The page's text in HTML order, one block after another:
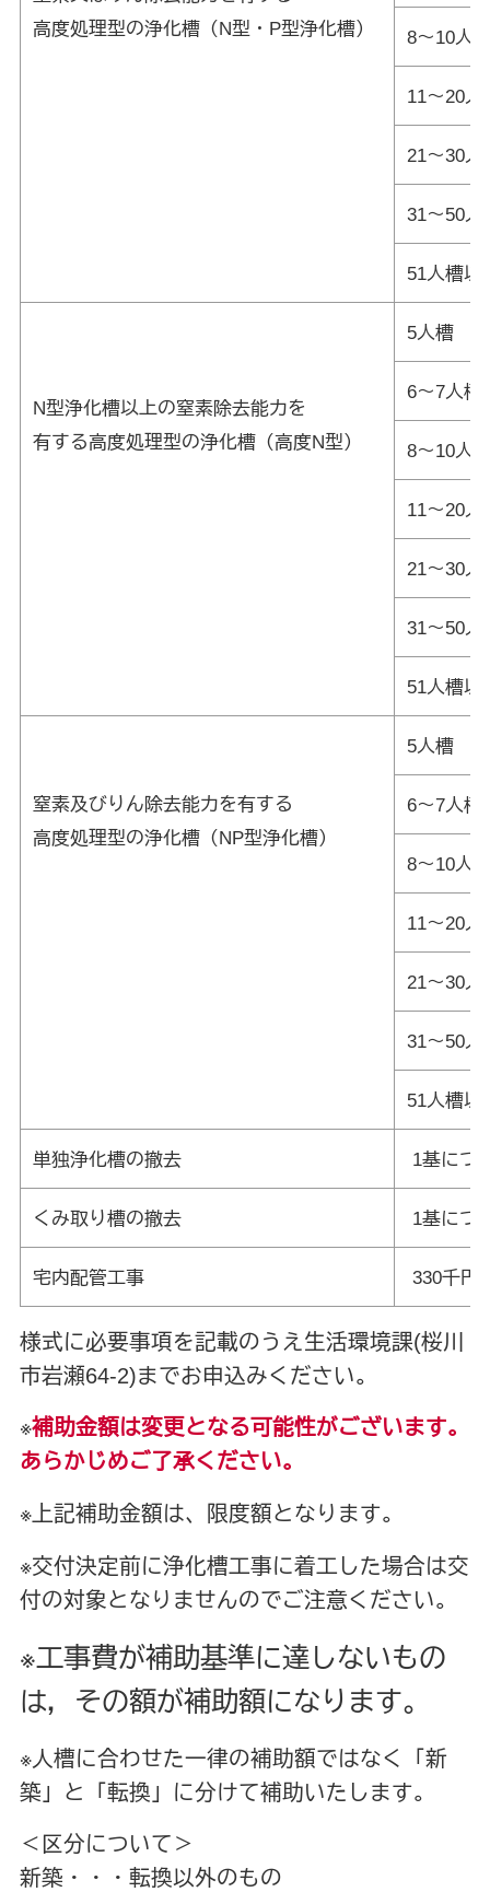
高度処理型の浄化槽（N型・P型浄化槽）
8～10人
11～20人
21～30人
31～50人
51人槽以
N型浄化槽以上の窒素除去能力を
有する高度処理型の浄化槽（高度N型）
5人槽
6～7人槽
8～10人
11～20人
21～30人
31～50人
51人槽以
窒素及びりん除去能力を有する
高度処理型の浄化槽（NP型浄化槽）
5人槽
6～7人槽
8～10人
11～20人
21～30人
31～50人
51人槽以
単独浄化槽の撤去 1基につ
くみ取り槽の撤去 1基につ
宅内配管工事 330千円
様式に必要事項を記載のうえ生活環境課(桜川
市岩瀬64-2)までお申込みください。
※補助金額は変更となる可能性がございます。
あらかじめご了承ください。
※上記補助金額は、限度額となります。
※交付決定前に浄化槽工事に着工した場合は交
付の対象となりませんのでご注意ください。
※工事費が補助基準に達しないもの
は，その額が補助額になります。
※人槽に合わせた一律の補助額ではなく「新
築」と「転換」に分けて補助いたします。
＜区分について＞
新築・・・転換以外のもの